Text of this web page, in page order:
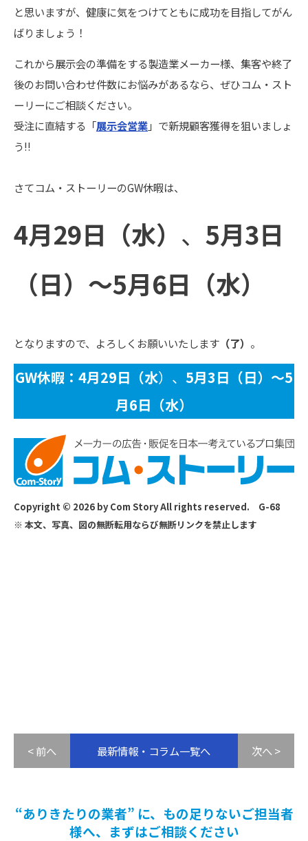
と思いますが、健康に気をつけてともに成功を目指してがん
ばりましょう！
これから展示会の準備をする製造業メーカー様、集客や終了
後のお問い合わせ件数にお悩みがあるなら、ぜひコム・スト
ーリーにご相談ください。
受注に直結する「展示会営業」で新規顧客獲得を狙いましょ
う!!
さてコム・ストーリーのGW休暇は、
4月29日（水） 、 5月3日
（日）〜5月6日（水）
となりますので、よろしくお願いいたします （了） 。
GW休暇： 4月29日（水）、 5月3日（日）〜5
月6日（水）
Copyright © 2026 by Com Story All rights reserved. G-68
※ 本文、写真、図の無断転用ならび無断リンクを禁止します
< 前へ 最新情報・コラム一覧へ 次へ >
“ありきたりの業者” に、もの足りないご担当者
様へ、まずはご相談ください